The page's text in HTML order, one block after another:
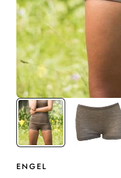
ENGEL